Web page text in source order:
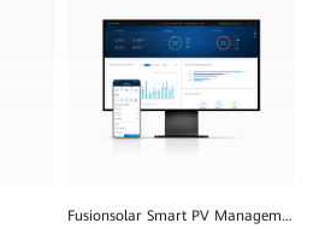
Fusionsolar Smart PV Management System